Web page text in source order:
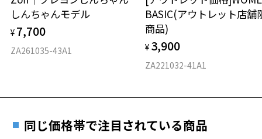
仕上がり寸法
D 仕上がりの横幅：約137mm
15.6g
視力の変化を早めに発見するために、定期的な視
力測定をおすすめいたします。
安心3 かかり具合調整無料
す。
実店舗で度付きにできます
ご購入時に「レンズ交換券」をお選びいただくと、実店舗で
度数を測定のうえ、度付きレンズ（標準セットレンズ）へ無
お近くのZoff実店舗にて度数を測定いただけます（無料）。
その際は記入用紙をダウンロードしてお使いください。
しんちゃんモデル
¥ 7,700
ZA261035-43A1
BASIC(アウトレット店舗
商品)
¥ 3,900
ZA221032-41A1
同じ価格帯で注目されている商品